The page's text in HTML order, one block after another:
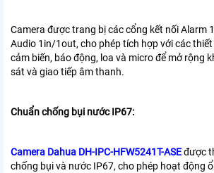
Camera được trang bị các cổng kết nối Alarm
Audio 1in/1out, cho phép tích hợp với các
cảm biến, báo động, loa và micro để mở rộng
sát và giao tiếp âm thanh.
Chuẩn chống bụi nước IP67:
Camera Dahua DH-IPC-HFW5241T-ASEđược
chống bụi và nước IP67, cho phép hoạt động